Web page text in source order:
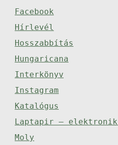
Facebook
Hírlevél
Hosszabbítás
Hungaricana
Interkönyv
Instagram
Katalógus
Laptapir –
Moly